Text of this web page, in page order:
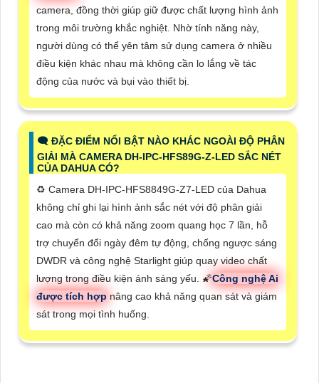
camera, đồng thời giúp giữ được chất lượng hình ảnh
trong môi trường khắc nghiệt. Nhờ tính năng này,
người dùng có thể yên tâm sử dụng camera ở nhiều
điều kiện khác nhau mà không cần lo lắng về tác
động của nước và bụi vào thiết bị.
🗨️ ĐẶC ĐIỂM NỔI BẬT NÀO KHÁC NGOÀI ĐỘ PHÂN
GIẢI MÀ CAMERA DH-IPC-HFS89G-Z-LED SẮC NÉT
CỦA DAHUA CÓ?
♻️ Camera DH-IPC-HFS8849G-Z7-LED của Dahua
không chỉ ghi lại hình ảnh sắc nét với độ phân giải
cao mà còn có khả năng zoom quang học 7 lần, hỗ
trợ chuyển đổi ngày đêm tự động, chống ngược sáng
DWDR và công nghệ Starlight giúp quay video chất
lượng trong điều kiện ánh sáng yếu. 🌠Công nghệ Ai
được tích hợp nâng cao khả năng quan sát và giám
sát trong mọi tình huống.